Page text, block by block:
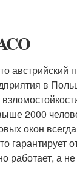
австрийский
в
2000
окон
гарантирует
работает, а